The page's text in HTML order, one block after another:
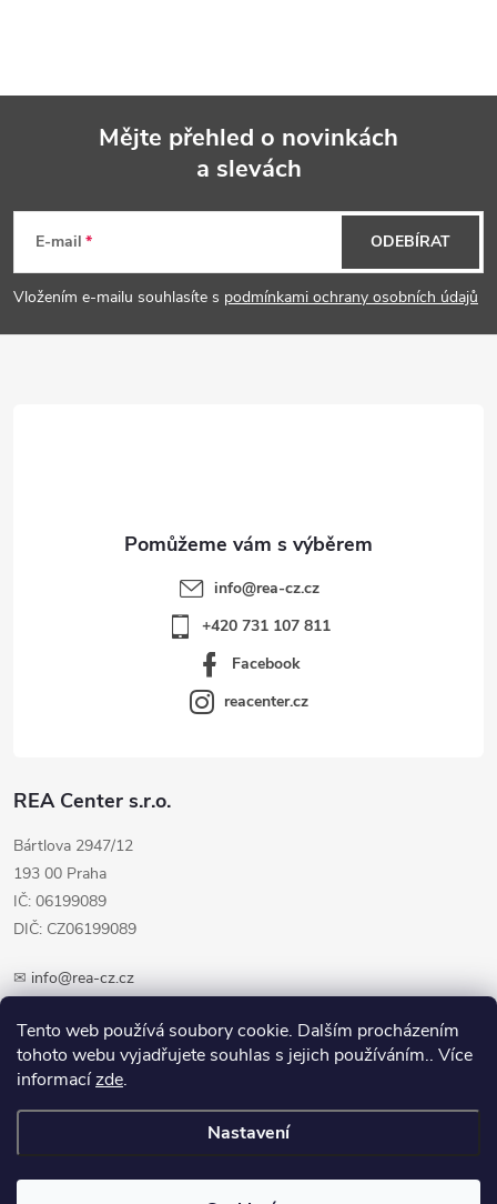
Tento web používá soubory cookie. Dalším procházením
tohoto webu vyjadřujete souhlas s jejich používáním.. Více
informacízde.
Nastavení
p
a
Mějte přehled o novinkách
a slevách
E-mail
Vložením e-mailu souhlasíte s podmínkami ochrany osobních údajů
ODEBÍRAT
REA Center s.r.o.
Bártlova 2947/12
193 00 Praha
IČ: 06199089
DIČ: CZ06199089
✉ info@rea-cz.cz
info@rea-cz.cz
+420 731 107 811
Facebook
reacenter.cz
Copyright 2026
cookies